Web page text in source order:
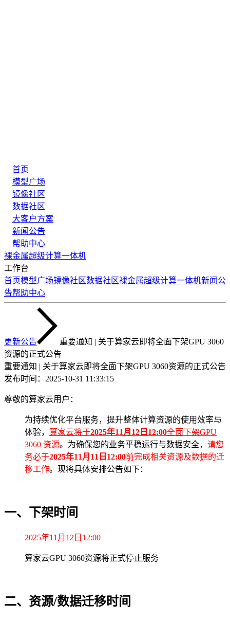
首页
模型广场
镜像社区
数据社区
大客户方案
新闻公告
帮助中心
裸金属超级计算一体机
工作台
首页模型广场镜像社区数据社区裸金属超级计算一体机新闻公
告帮助中心
更新公告
重要通知 | 关于算家云即将全面下架GPU 3060
资源的正式公告
重要通知 | 关于算家云即将全面下架GPU 3060资源的正式公告
发布时间： 2025-10-31 11:33:15
尊敬的算家云用户：
为持续优化平台服务，提升整体计算资源的使用效率与
体验， 算家云将于2025年11月12日12:00全面下架GPU
3060 资源。为确保您的业务平稳运行与数据安全， 请您
务必于2025年11月11日12:00前完成相关资源及数据的迁
移工作。现将具体安排公告如下：
一、下架时间
2025年11月12日12:00
算家云GPU 3060资源将正式停止服务
二、 资源/数据迁移时间